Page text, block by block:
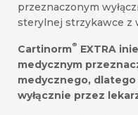
przeznaczonym
sterylnej strzykawce z
Cartinorm® EXTRA
medycznym
medycznego,
wyłącznie przez